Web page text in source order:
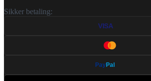
Sikker betaling:
VISA
PayPal